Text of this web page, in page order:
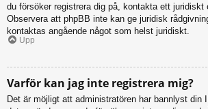
du försöker registrera dig på, kontakta ett juridiskt
Observera att phpBB inte kan ge juridisk
kontaktas angående något som helst juridiskt.
Upp
Varför kan jag inte registrera mig?
Det är möjligt att administratören har bannlyst din